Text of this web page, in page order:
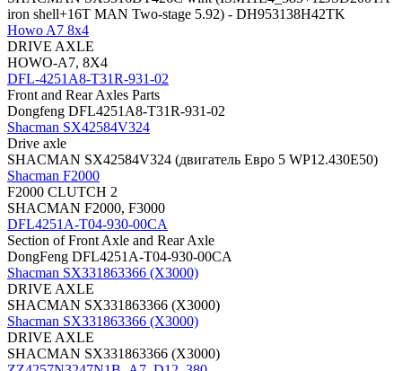
iron shell+16T MAN Two-stage 5.92) - DH953138H42TK
Howo A7 8x4
DRIVE AXLE
HOWO-A7, 8X4
DFL-4251A8-T31R-931-02
Front and Rear Axles Parts
Dongfeng DFL4251A8-T31R-931-02
Shacman SX42584V324
Drive axle
SHACMAN SX42584V324 (двигатель Евро 5 WP12.430E50)
Shacman F2000
F2000 CLUTCH 2
SHACMAN F2000, F3000
DFL4251A-T04-930-00CA
Section of Front Axle and Rear Axle
DongFeng DFL4251A-T04-930-00CA
Shacman SX331863366 (X3000)
DRIVE AXLE
SHACMAN SX331863366 (X3000)
Shacman SX331863366 (X3000)
DRIVE AXLE
SHACMAN SX331863366 (X3000)